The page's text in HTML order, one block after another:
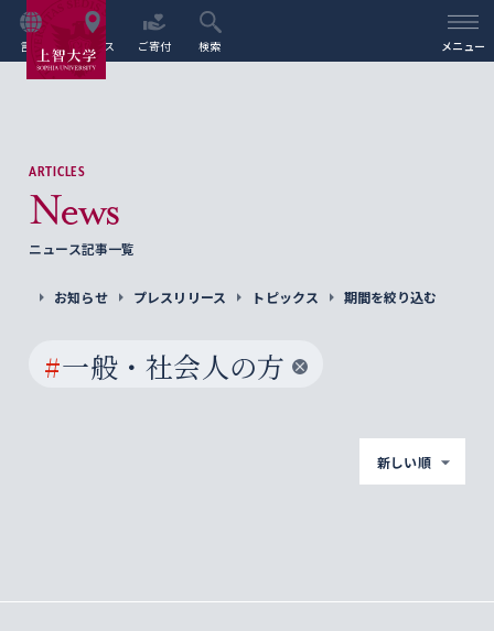
言語 アクセス ご寄付 検索 メニュー
ARTICLES
News
ニュース記事一覧
お知らせ プレスリリース トピックス 期間を絞り込む
#一般・社会人の方
新しい順